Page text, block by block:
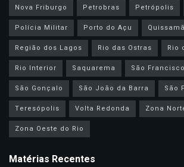
Nova Friburgo
Petrobras Petrópolis
Polícia Militar
Porto do Açu
Quissamã
Região dos Lagos
Rio das Ostras
Rio
Rio Interior
Saquarema
São
São Gonçalo
São João da Barra
São
Teresópolis
Volta Redonda
Zona
Zona Oeste do Rio
Matérias Recentes